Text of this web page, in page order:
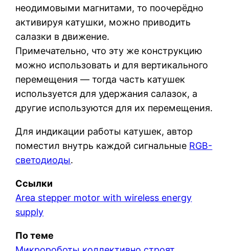
неодимовыми магнитами, то поочерёдно
активируя катушки, можно приводить
салазки в движение.
Примечательно, что эту же конструкцию
можно использовать и для вертикального
перемещения — тогда часть катушек
используется для удержания салазок, а
другие используются для их перемещения.
Для индикации работы катушек, автор
поместил внутрь каждой сигнальные RGB-
светодиоды.
Ссылки
Area stepper motor with wireless energy
supply
По теме